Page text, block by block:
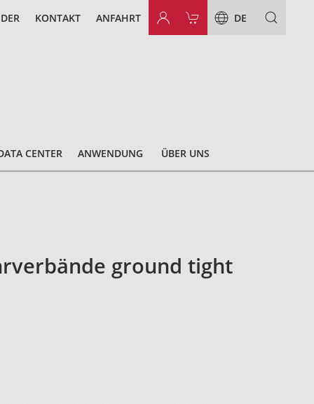
KONTAKT ANFAHRT DE
CENTER ANWENDUNG ÜBER UNS
ground tight